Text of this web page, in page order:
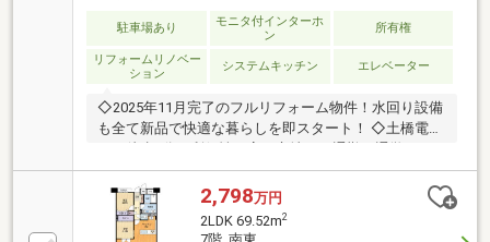
駐車場あり
モニタ付インターホ
ン
所有権
リフォームリノベー
ション
システムキッチン エレベーター
◇2025年11月完了のフルリフォーム物件！水回り設備
も全て新品で快適な暮らしを即スタート！ ◇土橋電停
ムーズです。◎◇1階ダイソー・スパークまで徒歩3
分。日々のお買い物も徒歩圏内で完結する好立地！■
平日・土日・祝日問わず当日のご見学も可能です■住
宅ローン相談会も好評実施中 お客様それぞれに最適
2,798万円
2LDK 69.52m2